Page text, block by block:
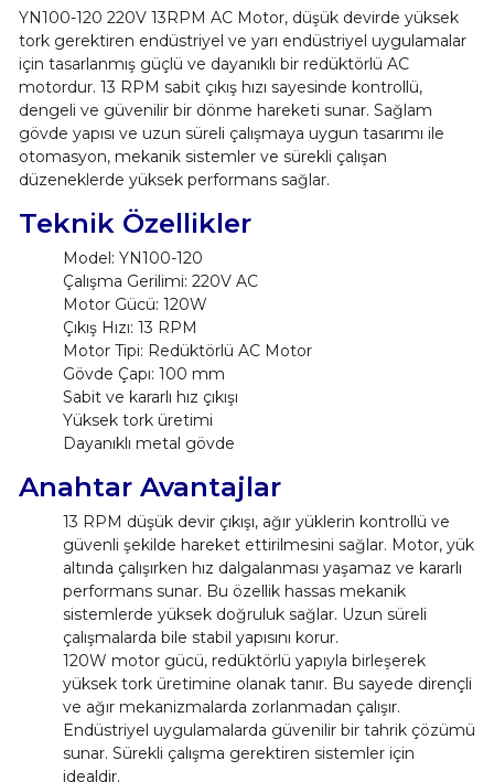
YN100-120 220V 13RPM AC Motor, düşük devirde yüksek
tork gerektiren endüstriyel ve yarı endüstriyel uygulamalar
için tasarlanmış güçlü ve dayanıklı bir redüktörlü AC
motordur. 13 RPM sabit çıkış hızı sayesinde kontrollü,
dengeli ve güvenilir bir dönme hareketi sunar. Sağlam
gövde yapısı ve uzun süreli çalışmaya uygun tasarımı ile
otomasyon, mekanik sistemler ve sürekli çalışan
düzeneklerde yüksek performans sağlar.
Teknik Özellikler
Model: YN100-120
Çalışma Gerilimi: 220V AC
Motor Gücü: 120W
Çıkış Hızı: 13 RPM
Motor Tipi: Redüktörlü AC Motor
Gövde Çapı: 100 mm
Sabit ve kararlı hız çıkışı
Yüksek tork üretimi
Dayanıklı metal gövde
Anahtar Avantajlar
13 RPM düşük devir çıkışı, ağır yüklerin kontrollü ve
güvenli şekilde hareket ettirilmesini sağlar. Motor, yük
altında çalışırken hız dalgalanması yaşamaz ve kararlı
performans sunar. Bu özellik hassas mekanik
sistemlerde yüksek doğruluk sağlar. Uzun süreli
çalışmalarda bile stabil yapısını korur.
120W motor gücü, redüktörlü yapıyla birleşerek
yüksek tork üretimine olanak tanır. Bu sayede dirençli
ve ağır mekanizmalarda zorlanmadan çalışır.
Endüstriyel uygulamalarda güvenilir bir tahrik çözümü
sunar. Sürekli çalışma gerektiren sistemler için
idealdir.